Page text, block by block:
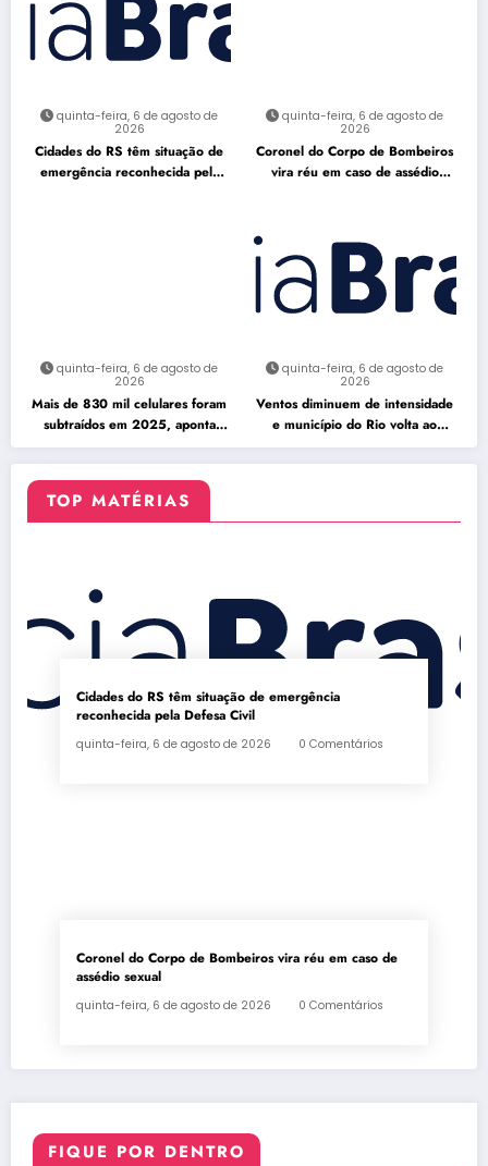
quinta-feira, 6 de agosto de
2026
Cidades do RS têm situação de
emergência reconhecida pela
quinta-feira, 6 de agosto de
2026
Coronel do Corpo de Bombeiros
vira réu em caso de assédio
quinta-feira, 6 de agosto de
2026
Mais de 830 mil celulares foram
subtraídos em 2025, aponta
relatório
quinta-feira, 6 de agosto de
2026
Ventos diminuem de intensidade
e município do Rio volta ao
Estágio 1
TOP MATÉRIAS
Cidades do RS têm situação de emergência
reconhecida pela Defesa Civil
quinta-feira, 6 de agosto de 2026 0 Comentários
Coronel do Corpo de Bombeiros vira réu em caso de
assédio sexual
quinta-feira, 6 de agosto de 2026 0 Comentários
FIQUE POR DENTRO